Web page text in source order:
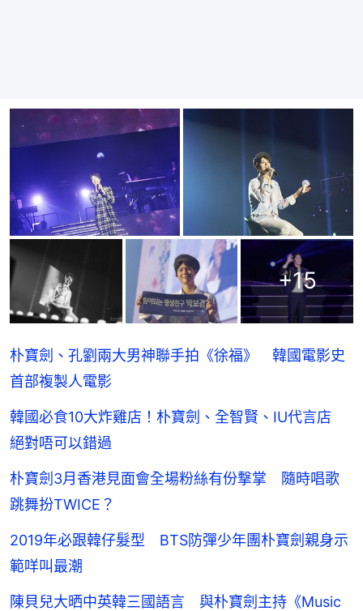
+15
朴寶劍、孔劉兩大男神聯手拍《徐福》 韓國電影史
首部複製人電影
韓國必食10大炸雞店！朴寶劍、全智賢、IU代言店
絕對唔可以錯過
朴寶劍3月香港見面會全場粉絲有份撃掌 隨時唱歌
跳舞扮TWICE？
2019年必跟韓仔髮型 BTS防彈少年團朴寶劍親身示
範咩叫最潮
陳貝兒大晒中英韓三國語言 與朴寶劍主持《Music